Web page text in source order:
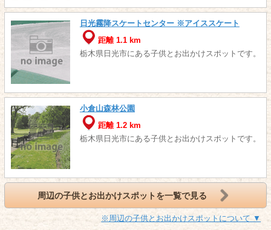
日光霧降スケートセンター ※アイススケート
距離 1.1 km
栃木県日光市にある子供とお出かけスポットです。
小倉山森林公園
距離 1.2 km
栃木県日光市にある子供とお出かけスポットです。
周辺の子供とお出かけスポットを一覧で見る
※周辺の子供とお出かけスポットについて ▼